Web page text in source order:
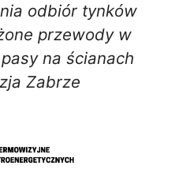
odbiór tynków
przewody w
na ścianach
Zabrze